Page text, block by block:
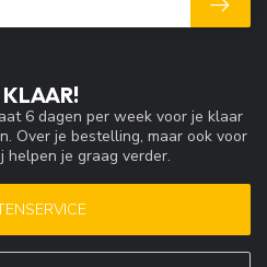
6 dagen per week voor je klaar
Over je bestelling, maar ook voor
helpen je graag verder.